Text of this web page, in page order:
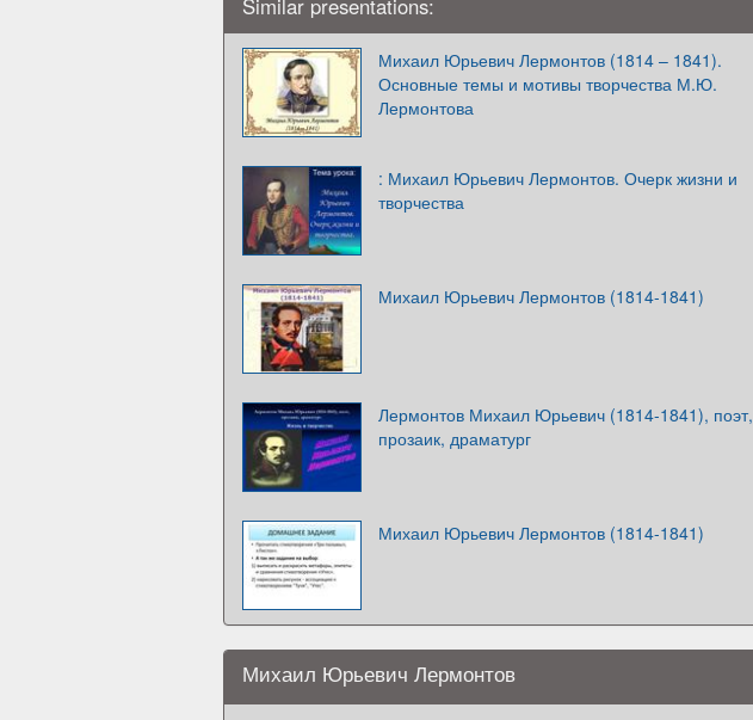
Михаил Юрьевич Лермонтов (1814 – 1841).
Основные темы и мотивы творчества М.Ю.
Лермонтова
: Михаил Юрьевич Лермонтов. Очерк жизни и
творчества
Михаил Юрьевич Лермонтов (1814-1841)
Лермонтов Михаил Юрьевич (1814-1841), поэт,
прозаик, драматург
Михаил Юрьевич Лермонтов (1814-1841)
Михаил Юрьевич Лермонтов